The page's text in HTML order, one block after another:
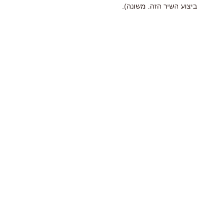
השיר הזה. משונה).